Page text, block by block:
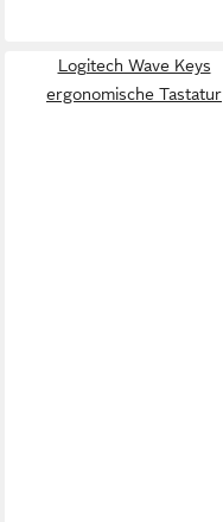
Logitech Wave Keys
ergonomische Tastatur